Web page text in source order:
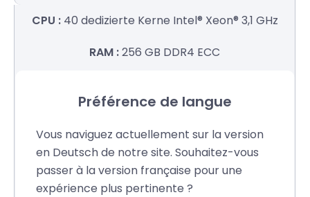
40 dedizierte Kerne Intel® Xeon® 3,1 GHz
256 GB DDR4 ECC
1 Gbpsunbegrenzter Datenverkehr
1299€ ohne MwSt/monat
Préférence de langue
Vous naviguez actuellement sur la version
en Deutsch de notre site. Souhaitez-vous
passer à la version française pour une
expérience plus pertinente ?